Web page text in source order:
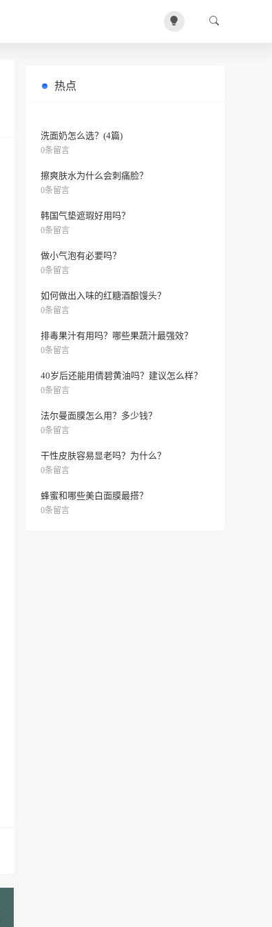
热点
洗面奶怎么选？(4篇)
0条留言
擦爽肤水为什么会刺痛脸？
0条留言
韩国气垫遮瑕好用吗？
0条留言
做小气泡有必要吗？
0条留言
如何做出入味的红糖酒酿馒头？
0条留言
排毒果汁有用吗？哪些果蔬汁最强效？
0条留言
40岁后还能用倩碧黄油吗？建议怎么样？
0条留言
法尔曼面膜怎么用？多少钱？
0条留言
干性皮肤容易显老吗？为什么？
0条留言
蜂蜜和哪些美白面膜最搭？
0条留言